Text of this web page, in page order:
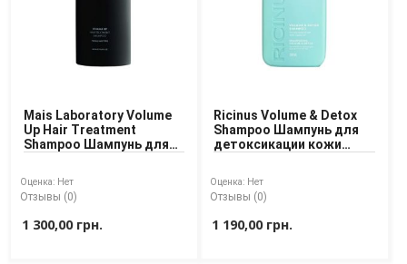
Туалетная вода для тела
Уход для ног
Уход для рук
Для бороды и усов
Средства для бритья
Уход для лица
Уход за мужскими волосами
Mais Laboratory Volume
Up Hair Treatment
Shampoo Шампунь для
Оценка: Нет
Отзывы (0)
1 300,00 грн.
Ricinus Volume & Detox
Shampoo Шампунь для
детоксикации кожи
Оценка: Нет
Отзывы (0)
1 190,00 грн.